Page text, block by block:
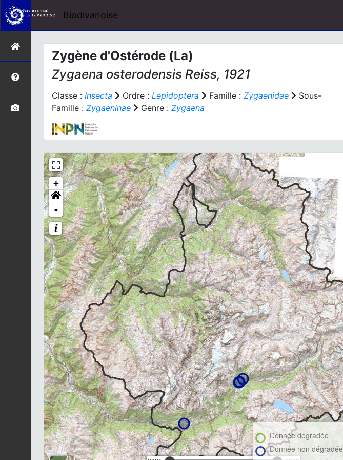
Biodivanoise
Zygène d'Ostérode (La)
Zygaena osterodensis Reiss, 1921
Classe : Insecta Ordre : Lepidoptera Famille : Zygaenidae
Sous-
Famille : Zygaeninae Genre : Zygaena
+
-
Donnée dégradée
Donnée non dégradée